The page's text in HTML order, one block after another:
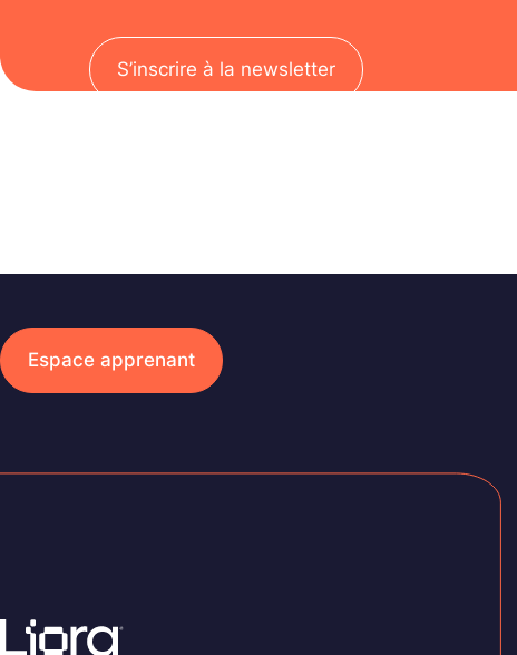
S’inscrire à la newsletter
Espace apprenant